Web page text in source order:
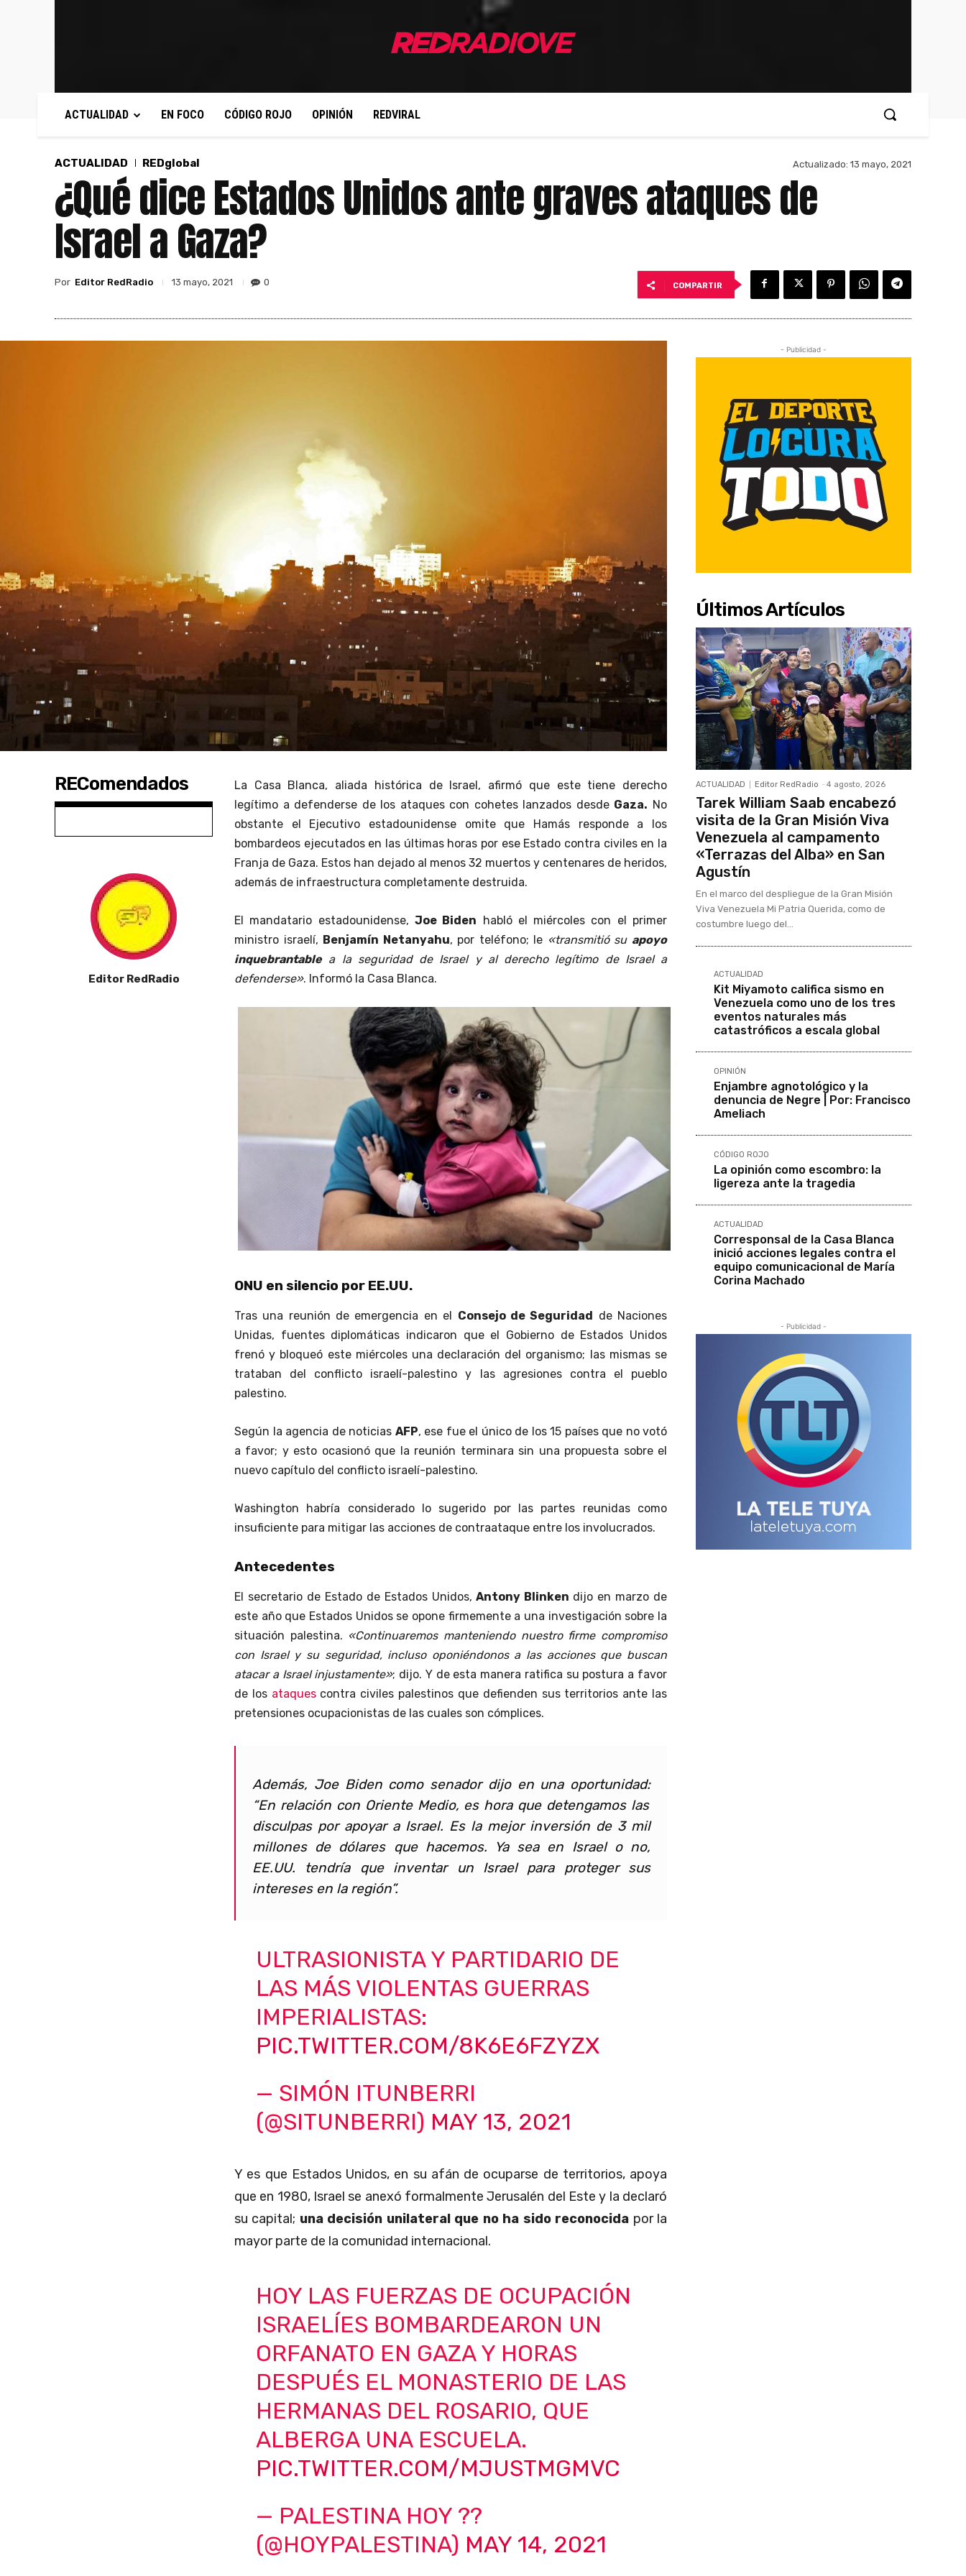
ACTUALIDAD EN FOCO CÓDIGO ROJO OPINIÓN REDVIRAL
ACTUALIDAD REDglobal Actualizado: 13 mayo, 2021
¿Qué dice Estados Unidos ante graves ataques de
Israel a Gaza?
Por Editor RedRadio 13 mayo, 2021 0 COMPARTIR
REComendados
Editor RedRadio
La Casa Blanca, aliada histórica de Israel, afirmó que este tiene derecho
legítimo a defenderse de los ataques con cohetes lanzados desde Gaza. No
obstante el Ejecutivo estadounidense omite que Hamás responde a los
bombardeos ejecutados en las últimas horas por ese Estado contra civiles en la
Franja de Gaza. Estos han dejado al menos 32 muertos y centenares de heridos,
además de infraestructura completamente destruida.
El mandatario estadounidense, Joe Biden habló el miércoles con el primer
ministro israelí, Benjamín Netanyahu, por teléfono; le «transmitió su apoyo
inquebrantablea la seguridad de Israel y al derecho legítimo de Israel a
defenderse». Informó la Casa Blanca.
ONU en silencio por EE.UU.
Tras una reunión de emergencia en el Consejo de Seguridad de Naciones
Unidas, fuentes diplomáticas indicaron que el Gobierno de Estados Unidos
frenó y bloqueó este miércoles una declaración del organismo; las mismas se
trataban del conflicto israelí-palestino y las agresiones contra el pueblo
palestino.
Según la agencia de noticias AFP, ese fue el único de los 15 países que no votó
a favor; y esto ocasionó que la reunión terminara sin una propuesta sobre el
nuevo capítulo del conflicto israelí-palestino.
Washington habría considerado lo sugerido por las partes reunidas como
insuficiente para mitigar las acciones de contraataque entre los involucrados.
Antecedentes
El secretario de Estado de Estados Unidos,Antony Blinken dijo en marzo de
este año que Estados Unidos se opone firmemente a una investigación sobre la
situación palestina. «Continuaremos manteniendo nuestro firme compromiso
con Israel y su seguridad, incluso oponiéndonos a las acciones que buscan
atacar a Israel injustamente»; dijo. Y de esta manera ratifica su postura a favor
de los ataquescontra civiles palestinos que defienden sus territorios ante las
pretensiones ocupacionistas de las cuales son cómplices.
Además, Joe Biden como senadordijo en una oportunidad:
“En relación con Oriente Medio, es hora que detengamos las
disculpas por apoyar a Israel. Es la mejor inversión de 3 mil
millones de dólares que hacemos. Ya sea en Israel o no,
EE.UU. tendría que inventar un Israel para proteger sus
intereses en la región”.
ULTRASIONISTA Y PARTIDARIO DE
LAS MÁS VIOLENTAS GUERRAS
IMPERIALISTAS:
PIC.TWITTER.COM/8K6E6FZYZX
— SIMÓN ITUNBERRI
(@SITUNBERRI) MAY 13, 2021
Y es que Estados Unidos, en su afán de ocuparse de territorios, apoya
que en 1980, Israel se anexó formalmente Jerusalén del Este y la declaró
su capital; una decisión unilateral que no ha sido reconocida por la
mayor parte de la comunidad internacional.
HOY LAS FUERZAS DE OCUPACIÓN
ISRAELÍES BOMBARDEARON UN
ORFANATO EN GAZA Y HORAS
DESPUÉS EL MONASTERIO DE LAS
HERMANAS DEL ROSARIO, QUE
ALBERGA UNA ESCUELA.
PIC.TWITTER.COM/MJUSTMGMVC
— PALESTINA HOY ??
(@HOYPALESTINA) MAY 14, 2021
- Publicidad -
Últimos Artículos
ACTUALIDAD Editor RedRadio - 4 agosto, 2026
Tarek William Saab encabezó
visita de la Gran Misión Viva
Venezuela al campamento
«Terrazas del Alba» en San
Agustín
En el marco del despliegue de la Gran Misión
Viva Venezuela Mi Patria Querida, como de
costumbre luego del...
ACTUALIDAD
Kit Miyamoto califica sismo en
Venezuela como uno de los tres
eventos naturales más
catastróficos a escala global
OPINIÓN
Enjambre agnotológico y la
denuncia de Negre | Por: Francisco
Ameliach
CÓDIGO ROJO
La opinión como escombro: la
ligereza ante la tragedia
ACTUALIDAD
Corresponsal de la Casa Blanca
inició acciones legales contra el
equipo comunicacional de María
Corina Machado
- Publicidad -